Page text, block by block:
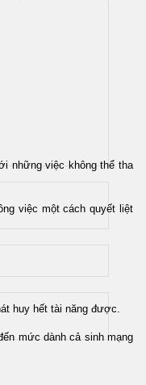
những việc không thể tha
việc một cách quyết liệt
huy hết tài năng được.
mức dành cả sinh mạng